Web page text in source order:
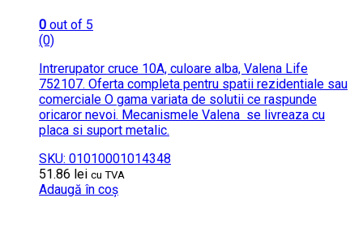
0 out of 5
(0)
Intrerupator cruce 10A, culoare alba, Valena Life
752107. Oferta completa pentru spatii rezidentiale sau
comerciale O gama variata de solutii ce raspunde
oricaror nevoi. Mecanismele Valena se livreaza cu
placa si suport metalic.
SKU: 01010001014348
51.86 lei cu TVA
Adaugă în coș